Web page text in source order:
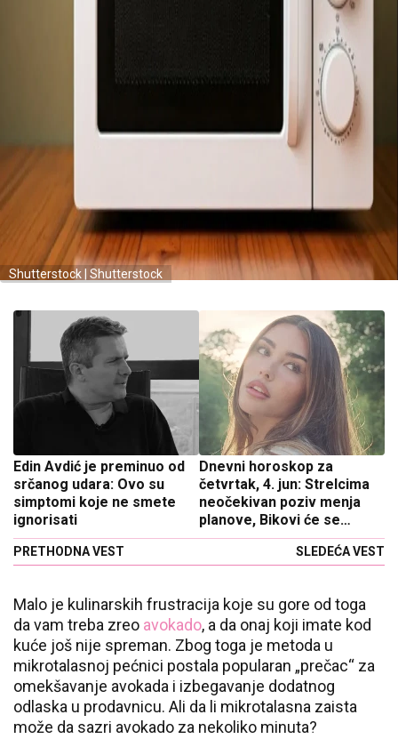
Shutterstock | Shutterstock
Edin Avdić je preminuo od
srčanog udara: Ovo su
simptomi koje ne smete
ignorisati
PRETHODNA VEST
Dnevni horoskop za
četvrtak, 4. jun: Strelcima
neočekivan poziv menja
planove, Bikovi će se
opariti
SLEDEĆA VEST
Malo je kulinarskih frustracija koje su gore od toga
da vam treba zreo avokado, a da onaj koji imate kod
kuće još nije spreman. Zbog toga je metoda u
mikrotalasnoj pećnici postala popularan „prečac“ za
omekšavanje avokada i izbegavanje dodatnog
odlaska u prodavnicu. Ali da li mikrotalasna zaista
može da sazri avokado za nekoliko minuta?